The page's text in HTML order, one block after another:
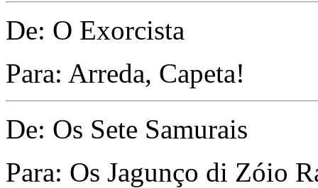
De: O Exorcista
Para: Arreda, Capeta!
De: Os Sete Samurais
Para: Os Jagunço di Zóio